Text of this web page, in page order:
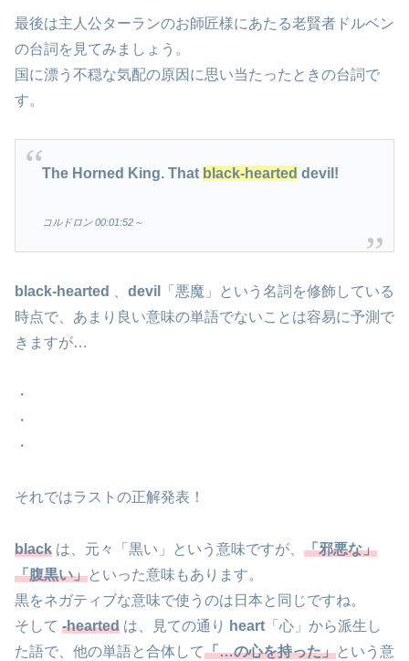
最後は主人公ターランのお師匠様にあたる老賢者ドルベン
の台詞を見てみましょう。
国に漂う不穏な気配の原因に思い当たったときの台詞で
す。
The Horned King. That black-hearted devil!
コルドロン 00:01:52～
black-hearted devil
「悪魔」という名詞を修飾している
時点で、あまり良い意味の単語でないことは容易に予測で
きますが…
・
・
・
それではラストの正解発表！
black は、元々「黒い」という意味ですが、 「邪悪な」
「腹黒い」といった意味もあります。
黒をネガティブな意味で使うのは日本と同じですね。
そして -hearted は、見ての通り heart 「心」から派生し
た語で、他の単語と合体して「…の心を持った」という意